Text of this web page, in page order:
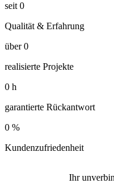
seit 0
Qualität & Erfahrung
über 0
realisierte Projekte
0 h
garantierte Rückantwort
0 %
Kundenzufriedenheit
Ihr